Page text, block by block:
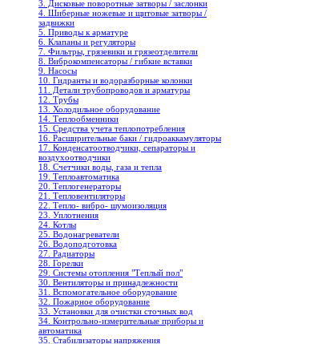
3. Дисковые поворотные затворы / заслонки
4. Шиберные ножевые и щитовые затворы /
задвижки
5. Приводы к арматуре
6. Клапаны и регуляторы
7. Фильтры, грязевики и грязеотделители
8. Виброкомпенсаторы / гибкие вставки
9. Насосы
10. Гидранты и водоразборные колонки
11. Детали трубопроводов и арматуры
12. Трубы
13. Холодильное oборудование
14. Теплообменники
15. Средства учета теплопотребления
16. Расширительные баки / гидроаккамуляторы
17. Конденсатоотводчики, сепараторы и
воздухоотводчики
18. Счетчики воды, газа и тепла
19. Теплоавтоматика
20. Теплогенераторы
21. Тепловентиляторы
22. Тепло- вибро- шумоизоляция
23. Уплотнения
24. Котлы
25. Водонагреватели
26. Водоподготовка
27. Радиаторы
28. Горелки
29. Системы отопления "Теплый пол"
30. Вентиляторы и принадлежности
31. Вспомогательное оборудование
32. Пожарное оборудование
33. Установки для очистки сточных вод
34. Контрольно-измерительные приборы и
автоматика
35. Стабилизаторы напряжения